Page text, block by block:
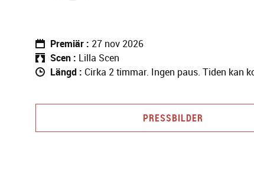
Premiär
27 nov 2026
Scen
Lilla Scen
Längd
Cirka 2 timmar. Ingen paus. Tiden kan
PRESSBILDER